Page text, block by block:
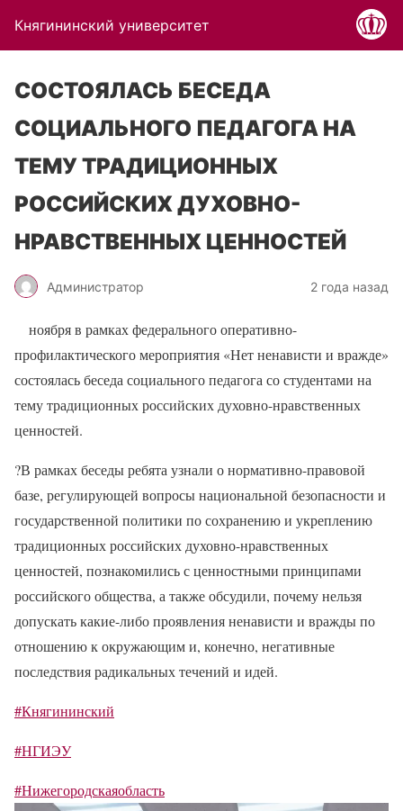
Княгининский университет
СОСТОЯЛАСЬ БЕСЕДА
СОЦИАЛЬНОГО ПЕДАГОГА НА
ТЕМУ ТРАДИЦИОННЫХ
РОССИЙСКИХ ДУХОВНО-
НРАВСТВЕННЫХ ЦЕННОСТЕЙ
Администратор 2 года назад
ноября в рамках федерального оперативно-
профилактического мероприятия «Нет ненависти и вражде»
состоялась беседа социального педагога со студентами на
тему традиционных российских духовно-нравственных
ценностей.
?В рамках беседы ребята узнали о нормативно-правовой
базе, регулирующей вопросы национальной безопасности и
государственной политики по сохранению и укреплению
традиционных российских духовно-нравственных
ценностей, познакомились с ценностными принципами
российского общества, а также обсудили, почему нельзя
допускать какие-либо проявления ненависти и вражды по
отношению к окружающим и, конечно, негативные
последствия радикальных течений и идей.
#Княгининский
#НГИЭУ
#Нижегородскаяобласть